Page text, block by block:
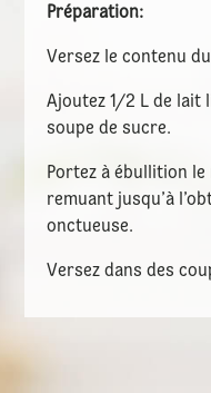
Préparation:
Versez le contenu
Ajoutez 1/2 L de lait
soupe de sucre.
Portez à ébullition
remuant jusqu’à
onctueuse.
Versez dans des